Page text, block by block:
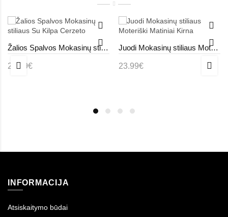
Žalios Spalvos Mokasinų stiliaus Su Kilpa Cerzeto
23.99€
Juodi Mokasinų stiliaus Moteriški Matiniai Kirna
23.99€
INFORMACIJA
Atsiskaitymo būdai